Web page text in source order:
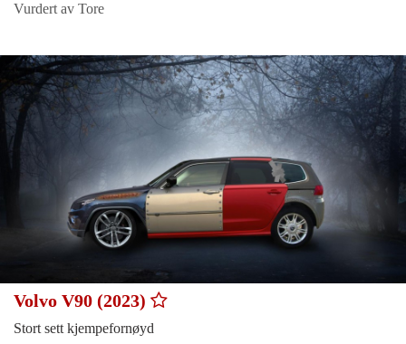
Vurdert av Tore
Volvo V90 (2023)
Stort sett kjempefornøyd